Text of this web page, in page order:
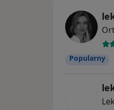
Popularny